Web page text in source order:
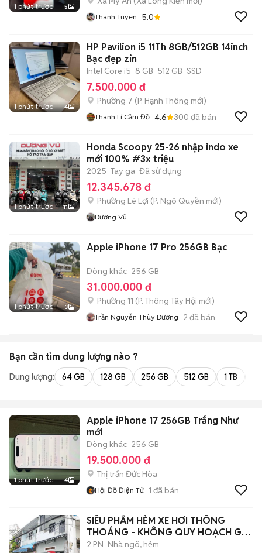
1 phút trước 5
Thanh Tuyen 5.0
1 phút trước 4
HP Pavilion i5 11Th 8GB/512GB 14inch
Bạc đẹp zin
Intel Core i5 8 GB 512 GB SSD
7.500.000 đ
Phường 7 (P. Hạnh Thông mới)
Thanh Lí Cầm Đồ 4.6 300 đã bán
1 phút trước 11
Honda Scoopy 25-26 nhập indo xe
mới 100% #3x triệu
2025 Tay ga Đã sử dụng
12.345.678 đ
Phường Lê Lợi (P. Ngô Quyền mới)
Dương Vũ
1 phút trước 3
Apple iPhone 17 Pro 256GB Bạc
Dòng khác 256 GB
31.000.000 đ
Phường 11 (P. Thông Tây Hội mới)
Trần Nguyễn Thùy Dương 2 đã bán
Bạn cần tìm dung lượng nào ?
Dung lượng: 64 GB 128 GB 256 GB 512 GB 1 TB
1 phút trước 4
Apple iPhone 17 256GB Trắng Như
mới
Dòng khác 256 GB
19.500.000 đ
Thị trấn Đức Hòa
Hội Đồ Điện Tử 1 đã bán
SIÊU PHẨM HẺM XE HƠI THÔNG
THOÁNG - KHÔNG QUY HOẠCH GIÁ
HỜI
2 PN Nhà ngõ, hẻm